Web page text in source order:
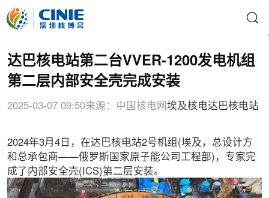
达巴核电站第二台VVER-1200发电机组
第二层内部安全壳完成安装
2025-03-07 09:50来源：中国核电网 埃及核电达巴核电站
2024年3月4日，在达巴核电站2号机组(埃及，总设计方
和总承包商——俄罗斯国家原子能公司工程部)，专家完
成了内部安全壳(ICS)第二层安装。